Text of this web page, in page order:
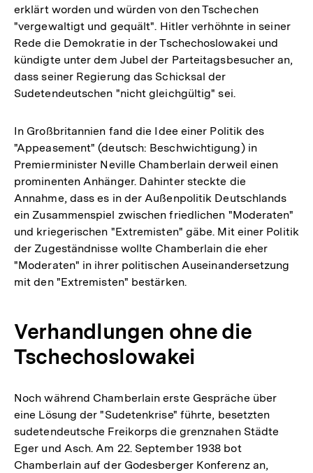
erklärt worden und würden von den Tschechen
"vergewaltigt und gequält". Hitler verhöhnte in seiner
Rede die Demokratie in der Tschechoslowakei und
kündigte unter dem Jubel der Parteitagsbesucher an,
dass seiner Regierung das Schicksal der
Sudetendeutschen "nicht gleichgültig" sei.
In Großbritannien fand die Idee einer Politik des
"Appeasement" (deutsch: Beschwichtigung) in
Premierminister Neville Chamberlain derweil einen
prominenten Anhänger. Dahinter steckte die
Annahme, dass es in der Außenpolitik Deutschlands
ein Zusammenspiel zwischen friedlichen "Moderaten"
und kriegerischen "Extremisten" gäbe. Mit einer Politik
der Zugeständnisse wollte Chamberlain die eher
"Moderaten" in ihrer politischen Auseinandersetzung
mit den "Extremisten" bestärken.
Verhandlungen ohne die
Tschechoslowakei
Noch während Chamberlain erste Gespräche über
eine Lösung der "Sudetenkrise" führte, besetzten
sudetendeutsche Freikorps die grenznahen Städte
Eger und Asch. Am 22. September 1938 bot
Chamberlain auf der Godesberger Konferenz an,